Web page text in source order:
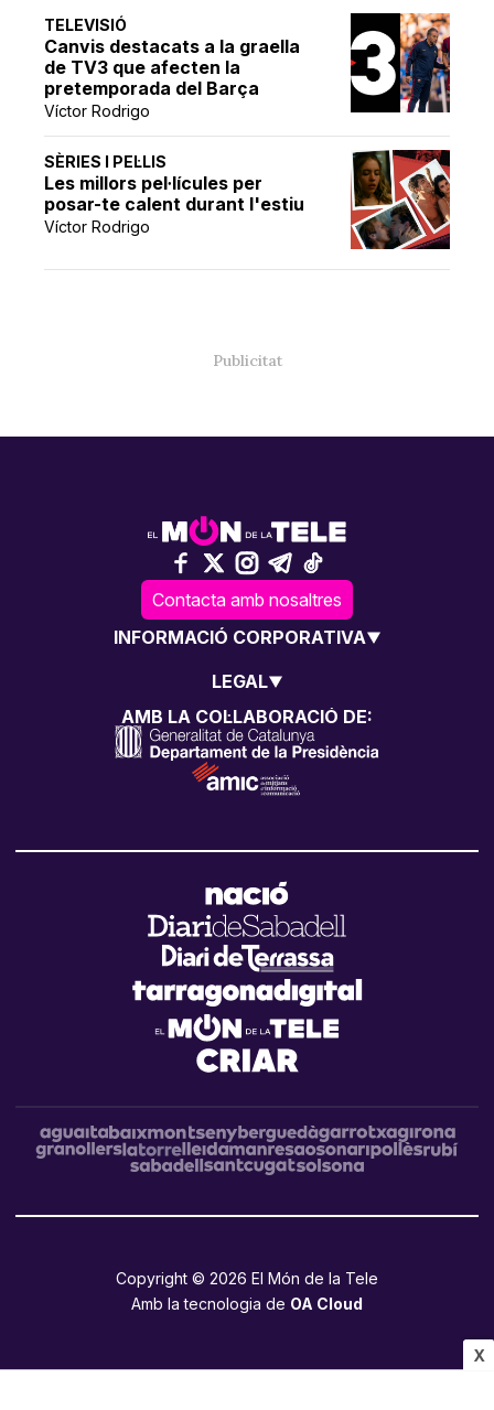
X
TELEVISIÓ
Canvis destacats a la graella
de TV3 que afecten la
pretemporada del Barça
Víctor Rodrigo
SÈRIES I PEL·LIS
Les millors pel·lícules per
posar-te calent durant l'estiu
Víctor Rodrigo
Contacta amb nosaltres
INFORMACIÓ CORPORATIVA
LEGAL
AMB LA COL·LABORACIÓ DE:
Copyright © 2026 El Món de la Tele
Amb la tecnologia de OA Cloud